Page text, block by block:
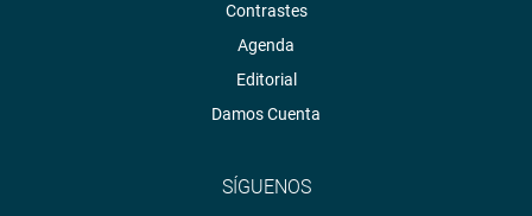
Contrastes
Agenda
Editorial
Damos Cuenta
SÍGUENOS